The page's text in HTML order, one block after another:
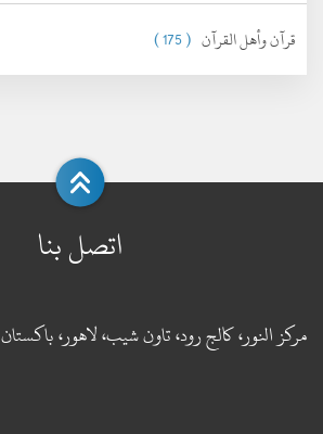
قرآن وأهل القرآن ( 175 )
اتصل بنا
مركز النور، كالج رود، تاون شيب، لاهور، باكستان